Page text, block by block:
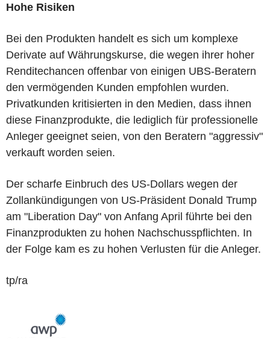
Hohe Risiken
Bei den Produkten handelt es sich um komplexe
Derivate auf Währungskurse, die wegen ihrer hoher
Renditechancen offenbar von einigen UBS-Beratern
den vermögenden Kunden empfohlen wurden.
Privatkunden kritisierten in den Medien, dass ihnen
diese Finanzprodukte, die lediglich für professionelle
Anleger geeignet seien, von den Beratern "aggressiv"
verkauft worden seien.
Der scharfe Einbruch des US-Dollars wegen der
Zollankündigungen von US-Präsident Donald Trump
am "Liberation Day" von Anfang April führte bei den
Finanzprodukten zu hohen Nachschusspflichten. In
der Folge kam es zu hohen Verlusten für die Anleger.
tp/ra